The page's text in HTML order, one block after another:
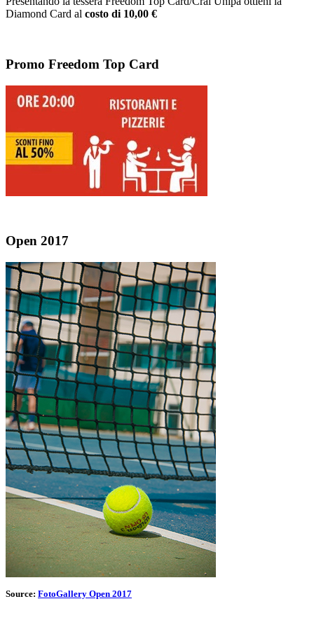
Diamond Card al costo di 10,00 €
Promo Freedom Top Card
Open 2017
Source: FotoGallery Open 2017